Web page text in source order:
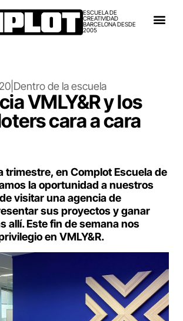
ESCUELA DE
CREATIVIDAD
BARCELONA DESDE
2005
Dentro de la escuela
VMLY&R y los
cara a cara
trimestre, en Complot Escuela de
la oportunidad a nuestros
visitar una agencia de
sus proyectos y ganar
allí. Este fin de semana nos
en VMLY&R.